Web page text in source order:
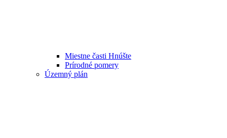
Miestne časti Hnúšte
Prírodné pomery
Územný plán